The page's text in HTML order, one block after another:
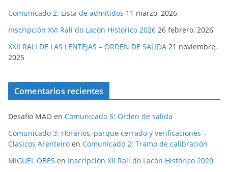
Comunicado 2: Lista de admitidos 11 marzo, 2026
Inscripción XVI Rali do Lacón Histórico 2026 26 febrero, 2026
XXII RALI DE LAS LENTEJAS – ORDEN DE SALIDA 21 noviembre,
2025
Comentarios recientes
Desafio MAO en Comunicado 5: Orden de salida
Comunicado 3: Horarios, parque cerrado y verificaciones –
Clasicos Arenteiro en Comunicado 2: Tramo de calibración
MIGUEL OBES en Inscripción XII Rali do Lacón Histórico 2020